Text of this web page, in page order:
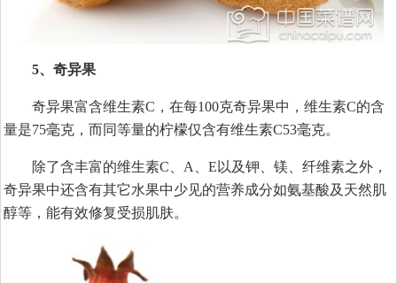
5、奇异果
奇异果富含维生素C，在每100克奇异果中，维生素C的含
量是75毫克，而同等量的柠檬仅含有维生素C53毫克。
除了含丰富的维生素C、A、E以及钾、镁、纤维素之外，
奇异果中还含有其它水果中少见的营养成分如氨基酸及天然肌
醇等，能有效修复受损肌肤。